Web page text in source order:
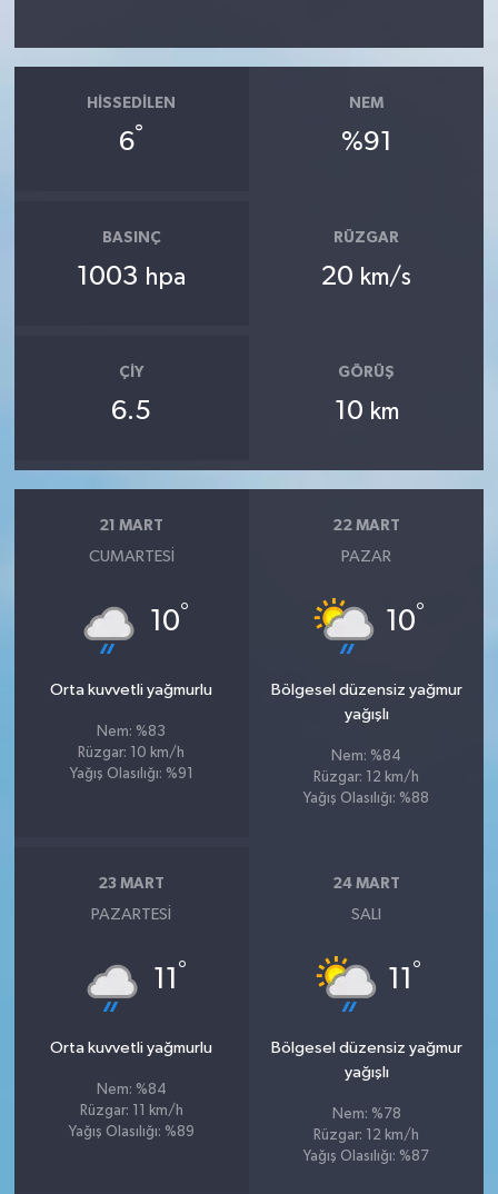
HISSEDILEN
6°
NEM
%91
BASINÇ
1003 hpa
RÜZGAR
20 km/s
ÇIY
6.5
GÖRÜŞ
10 km
21 MART
CUMARTESI
10°
Orta kuvvetli yağmurlu
Nem: %83
Rüzgar: 10 km/h
Yağış Olasılığı: %91
22 MART
PAZAR
10°
Bölgesel düzensiz yağmur
yağışlı
Nem: %84
Rüzgar: 12 km/h
Yağış Olasılığı: %88
23 MART
PAZARTESI
11 °
Orta kuvvetli yağmurlu
Nem: %84
Rüzgar: 11 km/h
Yağış Olasılığı: %89
24 MART
SALI
11 °
Bölgesel düzensiz yağmur
yağışlı
Nem: %78
Rüzgar: 12 km/h
Yağış Olasılığı: %87